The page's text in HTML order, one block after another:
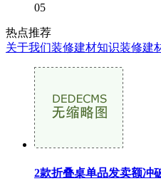
05
热点推荐
关于我们装修建材知识装修建
2款折叠桌单品发卖额冲